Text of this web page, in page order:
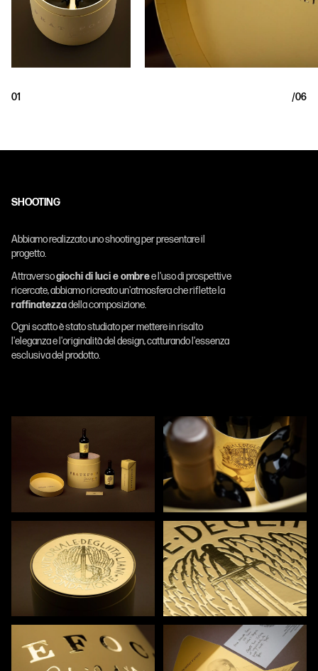
01 /06
SHOOTING
Abbiamo realizzato uno shooting per presentare il
progetto.
Attraversogiochi di luci e ombree l'uso di prospettive
ricercate, abbiamo ricreato un'atmosfera che riflette la
raffinatezzadella composizione.
Ogni scatto è stato studiato per mettere in risalto
l'eleganza e l'originalità del design, catturando l'essenza
esclusiva del prodotto.